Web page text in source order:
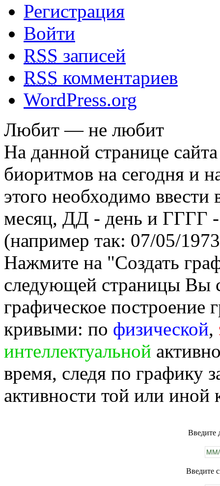
Регистрация
Войти
RSS записей
RSS комментариев
WordPress.org
Любит — не любит
На данной странице
биоритмов на сегодня и
этого необходимо
месяц, ДД - день и ГГГГ -
(например так: 07/05/
Нажмите на "Создать
следующей страницы Вы
графическое построение
кривыми: по физической,
интеллектуальной
время, следя по графику
активности той или иной
Введите
Введите